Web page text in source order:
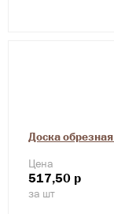
Доска
Цена
517,50 р
за шт